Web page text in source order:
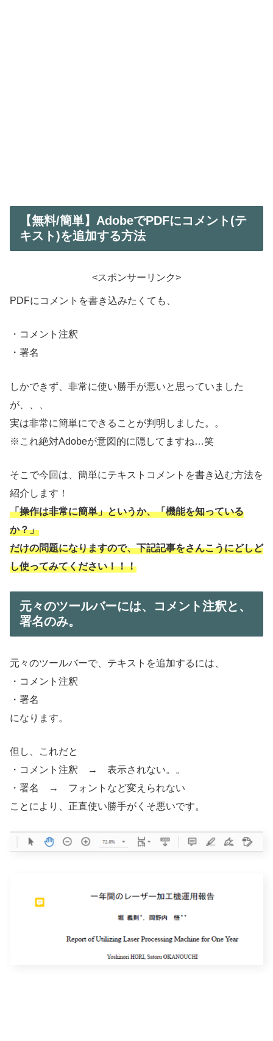
【無料/簡単】AdobeでPDFにコメント(テ
キスト)を追加する方法
<スポンサーリンク>
PDFにコメントを書き込みたくても、
・コメント注釈
・署名
しかできず、非常に使い勝手が悪いと思っていました
が、、、
実は非常に簡単にできることが判明しました。。
※これ絶対Adobeが意図的に隠してますね…笑
そこで今回は、簡単にテキストコメントを書き込む方法を
紹介します！
「操作は非常に簡単」というか、「機能を知っている
か？」
だけの問題になりますので、下記記事をさんこうにどしど
し使ってみてください！！！
元々のツールバーには、コメント注釈と、
署名のみ。
元々のツールバーで、テキストを追加するには、
・コメント注釈
・署名
になります。
但し、これだと
・コメント注釈 → 表示されない。。
・署名 → フォントなど変えられない
ことにより、正直使い勝手がくそ悪いです。